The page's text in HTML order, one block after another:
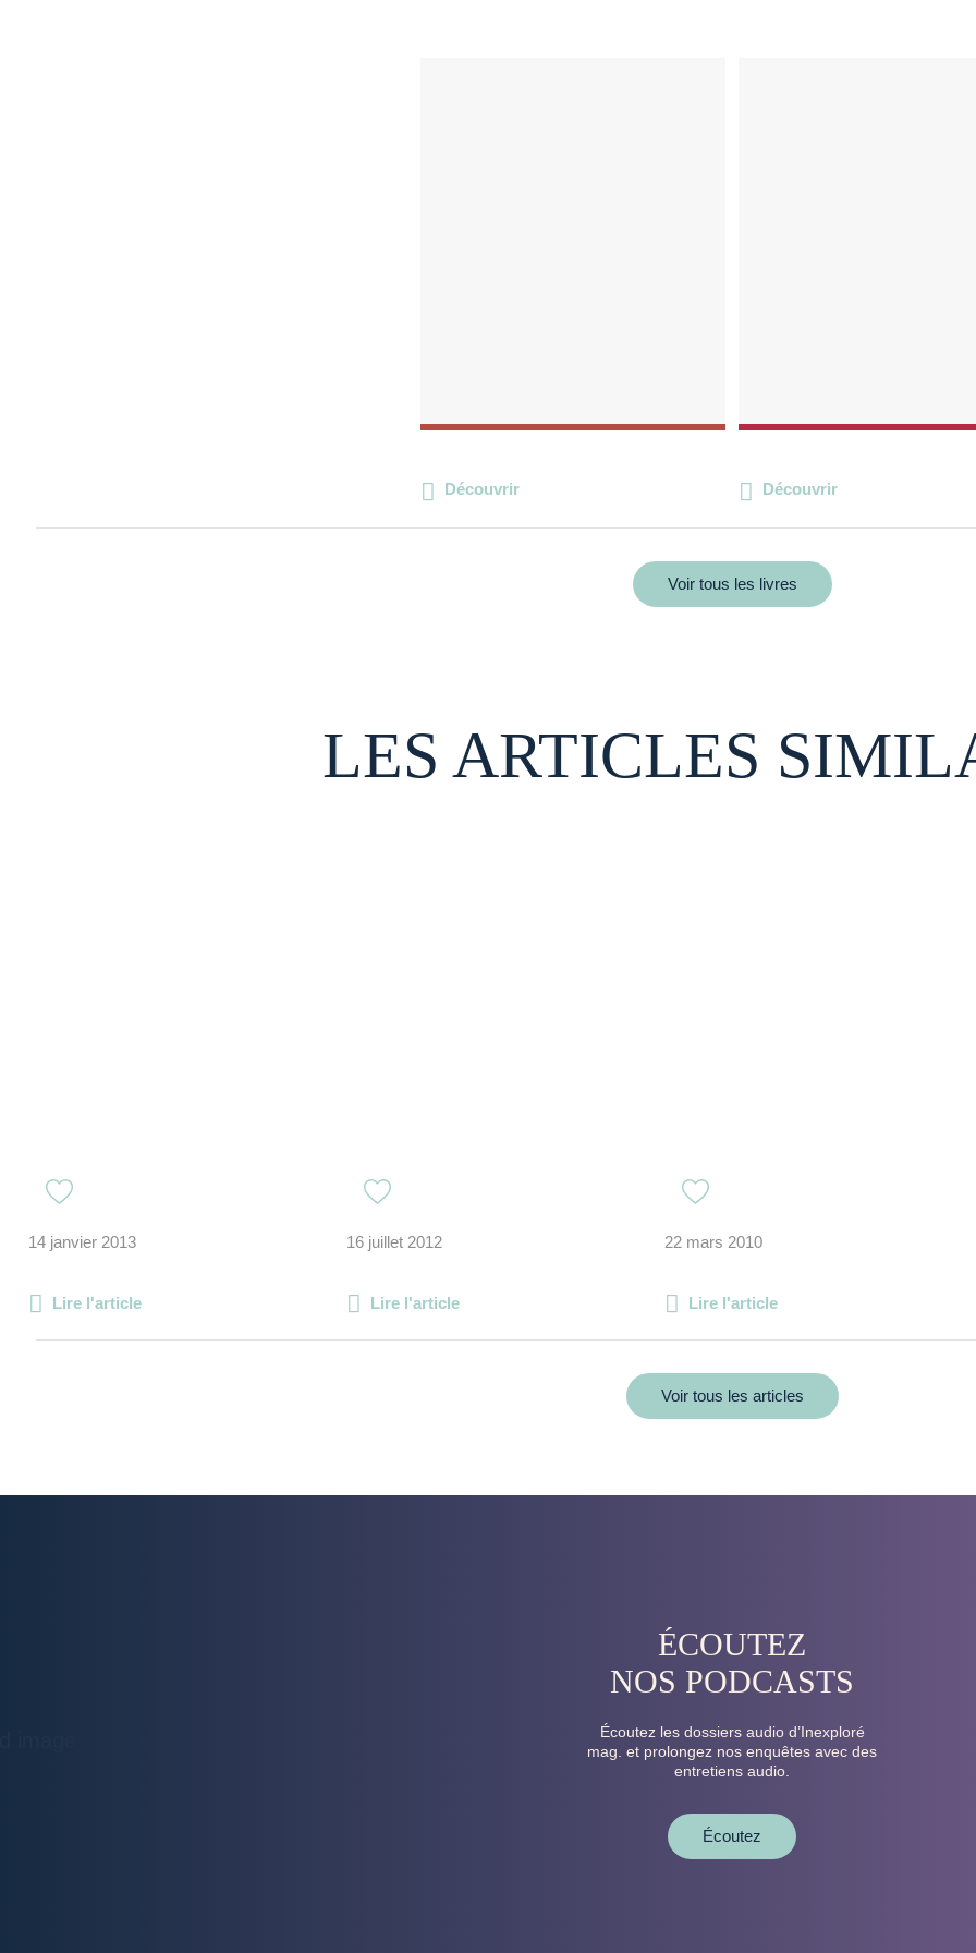
Découvrir Découvrir
Voir tous les livres
LES ARTICLES
14 janvier 2013
Lire l'article
16 juillet 2012
Lire l'article
22 mars 2010
Lire l'article
Voir tous les articles
ÉCOUTEZ
NOS PODCASTS
Écoutez les dossiers audio d’Inexploré
mag. et prolongez nos enquêtes avec des
entretiens audio.
Écoutez